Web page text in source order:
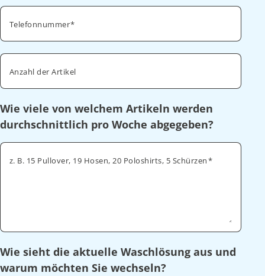
Telefonnummer
Anzahl der Artikel
Wie viele von welchem Artikeln werden
durchschnittlich pro Woche abgegeben?
z. B. 15 Pullover, 19 Hosen, 20 Poloshirts, 5 Schürzen
Wie sieht die aktuelle Waschlösung aus und
warum möchten Sie wechseln?